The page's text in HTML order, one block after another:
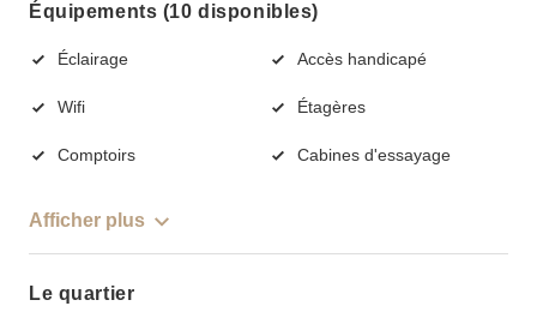
Équipements (10 disponibles)
Éclairage Accès handicapé
Wifi Étagères
Comptoirs Cabines d'essayage
Afficher plus
Le quartier